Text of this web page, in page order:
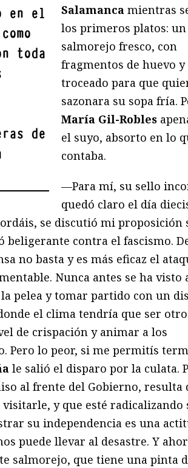
en el
toda
de
Salamanca mientras
los primeros platos: un
salmorejo fresco, con
fragmentos de huevo
troceado para que
sazonara su sopa fría.
María Gil-Robles
el suyo, absorto en lo
contaba.
—Para mí, su sello
quedó claro el día
se discutió mi proposición
beligerante contra el fascismo.
no basta y es más eficaz el
Nunca antes se ha visto
pelea y tomar partido con un
el clima tendría que ser
de crispación y animar a los
Pero lo peor, si me permitís
le salió el disparo por la culata.
al frente del Gobierno, resulta
y que esté radicalizando
su independencia es una
puede llevar al desastre. Y
salmorejo, que tiene una pinta